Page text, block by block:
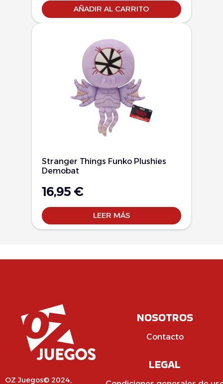
AÑADIR AL CARRITO
Stranger Things Funko Plushies
Demobat
16,95 €
LEER MÁS
OZ Juegos© 2024,
NOSOTROS
Contacto
LEGAL